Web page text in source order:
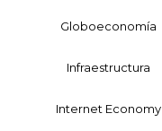
Globoeconomía
Infraestructura
Internet Economy